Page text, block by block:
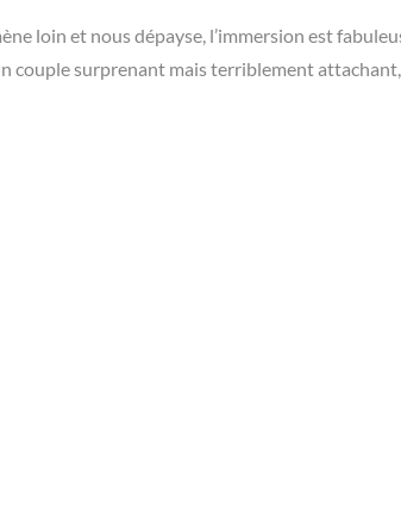
loin et nous dépayse, l’immersion est
couple surprenant mais terriblement